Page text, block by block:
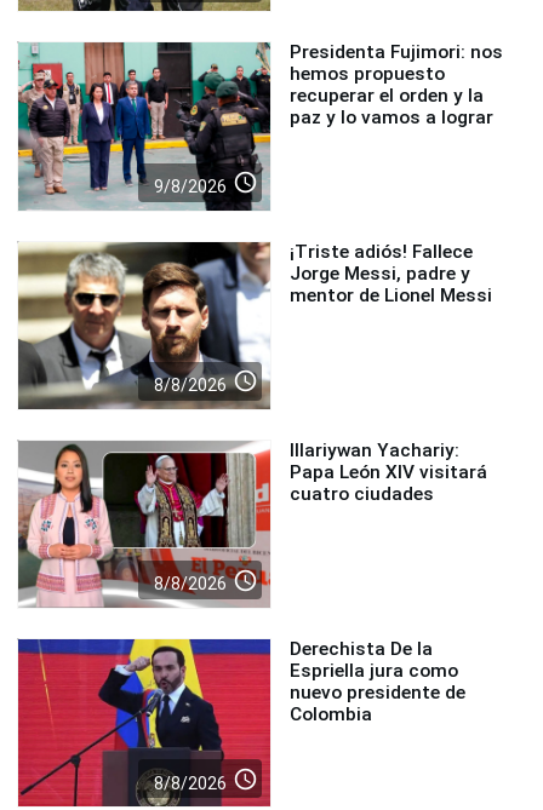
9/8/2026 access_time
Presidenta Fujimori: nos
hemos propuesto
recuperar el orden y la
paz y lo vamos a lograr
8/8/2026 access_time
¡Triste adiós! Fallece
Jorge Messi, padre y
mentor de Lionel Messi
8/8/2026 access_time
Illariywan Yachariy:
Papa León XIV visitará
cuatro ciudades
8/8/2026 access_time
Derechista De la
Espriella jura como
nuevo presidente de
Colombia